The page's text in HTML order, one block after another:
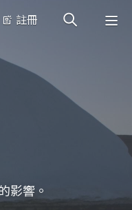
註冊
影響。